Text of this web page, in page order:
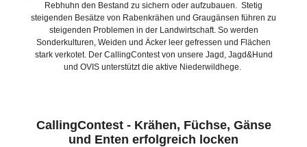
Rebhuhn den Bestand zu sichern oder aufzubauen. Stetig
steigenden Besätze von Rabenkrähen und Graugänsen führen zu
steigenden Problemen in der Landwirtschaft. So werden
Sonderkulturen, Weiden und Äcker leer gefressen und Flächen
stark verkotet. Der CallingContest von unsere Jagd, Jagd&Hund
und OVIS unterstützt die aktive Niederwildhege.
CallingContest - Krähen, Füchse, Gänse
und Enten erfolgreich locken